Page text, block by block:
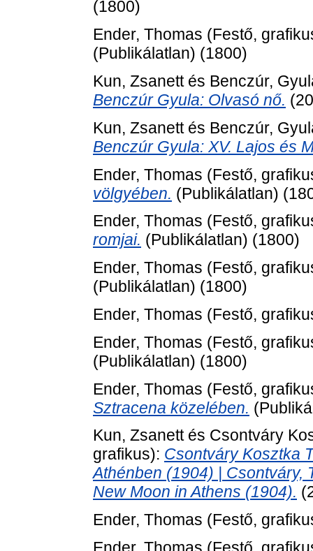
(1800)
Ender, Thomas (Festő,
(Publikálatlan) (1800)
Kun, Zsanettés Benczúr,
Benczúr Gyula: Olvasó nő.
Kun, Zsanettés Benczúr,
Benczúr Gyula: XV. Lajos és
Ender, Thomas (Festő,
völgyében. (Publikálatlan)
Ender, Thomas (Festő,
romjai. (Publikálatlan) (1800)
Ender, Thomas (Festő,
(Publikálatlan) (1800)
Ender, Thomas (Festő,
Ender, Thomas (Festő,
(Publikálatlan) (1800)
Ender, Thomas (Festő,
Sztracena közelében.
Kun, Zsanettés Csontváry
grafikus): Csontváry Kosztka
Athénben (1904) | Csontváry,
New Moon in Athens (1904).
Ender, Thomas (Festő,